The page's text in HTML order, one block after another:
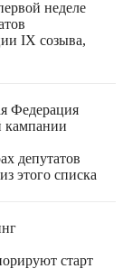
неделе
IX созыва,
Федерация
кампании
депутатов
этого списка
старт